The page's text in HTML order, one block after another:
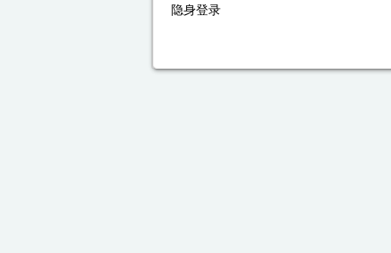
隐身登录